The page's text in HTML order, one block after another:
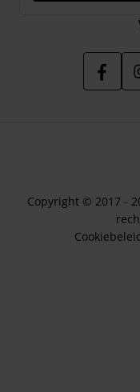
Copyright © 2017 -